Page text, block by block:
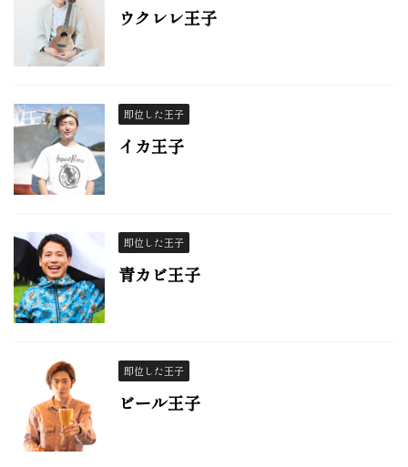
ウクレレ王子
即位した王子
イカ王子
即位した王子
青カビ王子
即位した王子
ビール王子